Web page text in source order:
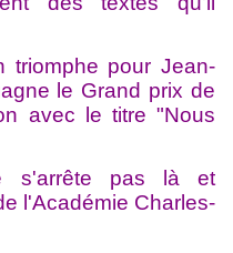
triomphe pour Jean-
le Grand prix de
avec le titre "Nous
s'arrête pas là et
l'Académie Charles-